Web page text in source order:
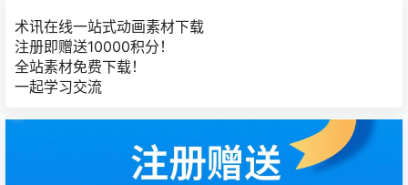
术讯在线一站式动画素材下载
注册即赠送10000积分！
全站素材免费下载！
一起学习交流